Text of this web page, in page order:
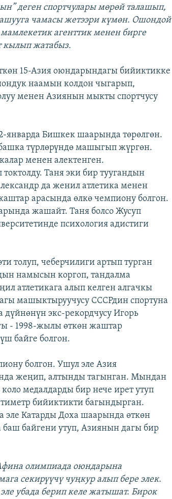
деген спортчулары мөрөй талашып,
чамасы жетээри күмөн. Ошондой
агенттик менен бирге
кылып жатабыз.
15-Азия оюндарындагы бийиктикке
наамын колдон чыгарып,
менен Азиянын мыкты спортчусу
январда Бишкек шаарында төрөлгөн.
түрлөрүндө машыгып жүргөн.
менен алектенген.
Таня эки бир туугандын
да женил атлетика менен
арасында өлкө чемпиону болгон.
жашайт. Таня болсо Жусуп
психология адистиги
толуп, чеберчилиги артып турган
намысын коргоп, тандалма
атлетикага алып келген алгачкы
машыктыруучусу СССРдин спортуна
экс-рекордчусу Игорь
- 1998-жылы өткөн жаштар
байге болгон.
болгон. Ушул эле Азия
жеңип, алтынды тагынган. Мындан
медалдарды бир нече ирет утуп
бийиктикти багындырган.
Катарды Доха шаарында өткөн
байгени утуп, Азиянын дагы бир
олимпиада оюндарына
секирүүчү чуңкур алып бере элек.
убада берип келе жатышат. Бирок